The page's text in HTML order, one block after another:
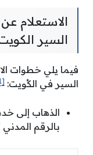
الاستعلام
السير
فيما يلي خطوات
السير في الكُويت: [1]
الذهاب إلى
بالرقم المدني